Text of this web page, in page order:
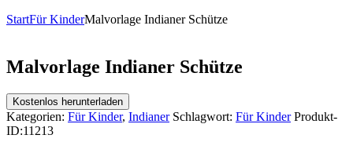
StartFür KinderMalvorlage Indianer Schütze
Malvorlage Indianer Schütze
Kostenlos herunterladen
Kategorien: Für Kinder, Indianer Schlagwort: Für Kinder Produkt-
ID:11213